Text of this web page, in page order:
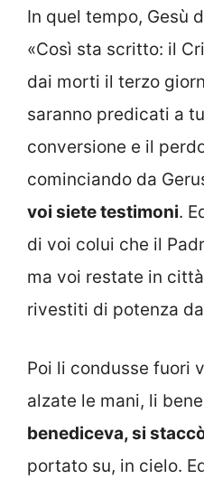
In quel tempo, Gesù
«Così sta scritto: il
dai morti il terzo
saranno predicati a
conversione e il
cominciando da
voi siete testimoni.
di voi colui che il
ma voi restate in
rivestiti di potenza
Poi li condusse fuori
alzate le mani, li
benediceva, si
portato su, in cielo.